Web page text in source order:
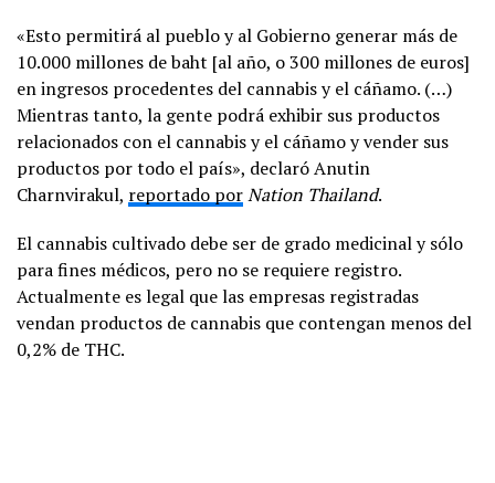
«Esto permitirá al pueblo y al Gobierno generar más de
10.000 millones de baht [al año, o 300 millones de euros]
en ingresos procedentes del cannabis y el cáñamo. (…)
Mientras tanto, la gente podrá exhibir sus productos
relacionados con el cannabis y el cáñamo y vender sus
productos por todo el país», declaró Anutin
Charnvirakul, reportado porNation Thailand.
El cannabis cultivado debe ser de grado medicinal y sólo
para fines médicos, pero no se requiere registro.
Actualmente es legal que las empresas registradas
vendan productos de cannabis que contengan menos del
0,2% de THC.